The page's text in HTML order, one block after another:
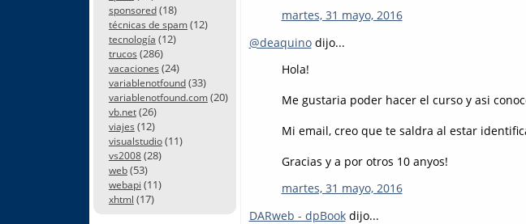
sponsored(18)
técnicas de spam(12)
tecnología (12)
trucos (286)
vacaciones (24)
variablenotfound(33)
variablenotfound.com(20)
vb.net(26)
viajes (12)
visualstudio(11)
vs2008(28)
web(53)
webapi (11)
xhtml (17)
martes, 31 mayo, 2016
@deaquinodijo...
Hola!
Me gustaria poder hacer el curso y asi
Mi email, creo que te saldra al estar
Gracias y a por otros 10 anyos!
martes, 31 mayo, 2016
DARweb - dpBookdijo...